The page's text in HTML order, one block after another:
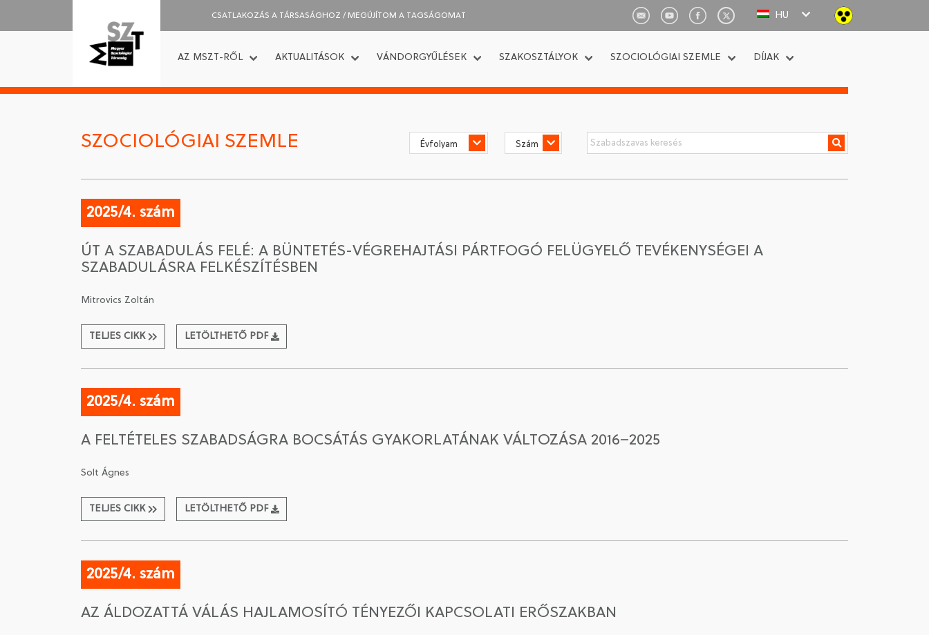
CSATLAKOZÁS A TÁRSASÁGHOZ / MEGÚJÍTOM A TAGSÁGOMAT HU
AZ MSZT-RŐL AKTUALITÁSOK VÁNDORGYŰLÉSEK SZAKOSZTÁLYOK SZOCIOLÓGIAI SZEMLE DÍJAK
SZOCIOLÓGIAI SZEMLE
2025/4. szám
ÚT A SZABADULÁS FELÉ: A BÜNTETÉS-VÉGREHAJTÁSI PÁRTFOGÓ FELÜGYELŐ TEVÉKENYSÉGEI A
SZABADULÁSRA FELKÉSZÍTÉSBEN
Mitrovics Zoltán
TELJES CIKK LETÖLTHETŐ PDF
2025/4. szám
A FELTÉTELES SZABADSÁGRA BOCSÁTÁS GYAKORLATÁNAK VÁLTOZÁSA 2016–2025
Solt Ágnes
TELJES CIKK LETÖLTHETŐ PDF
2025/4. szám
AZ ÁLDOZATTÁ VÁLÁS HAJLAMOSÍTÓ TÉNYEZŐI KAPCSOLATI ERŐSZAKBAN